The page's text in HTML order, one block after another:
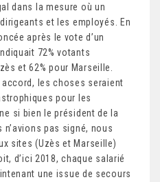
dans la mesure où un
et les employés. En
après le vote d’un
72% votants
et 62% pour Marseille.
les choses seraient
pour les
si bien le président de la
pas signé, nous
sites (Uzès et Marseille)
d’ici 2018, chaque salarié
une issue de secours